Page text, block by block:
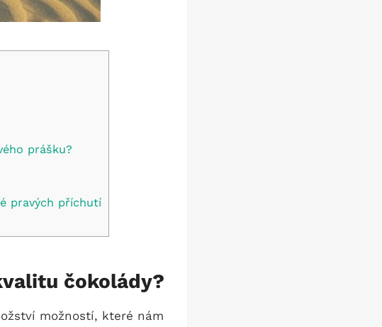
prášku?
pravých příchutí
čokolády?
možností, které nám